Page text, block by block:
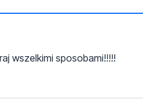
wszelkimi sposobami!!!!!